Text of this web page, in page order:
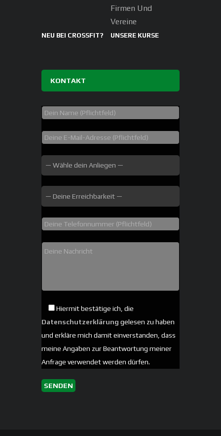
Firmen Und
Vereine
NEU BEI CROSSFIT? UNSERE KURSE
KONTAKT
Hiermit bestätige ich, die
Datenschutzerklärung gelesen zu haben
und erkläre mich damit einverstanden, dass
meine Angaben zur Beantwortung meiner
Anfrage verwendet werden dürfen.